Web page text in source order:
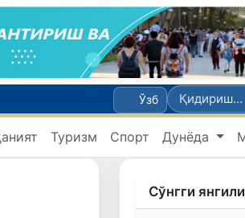
Ўзб
Туризм Спорт Дунёда
Сўнгги